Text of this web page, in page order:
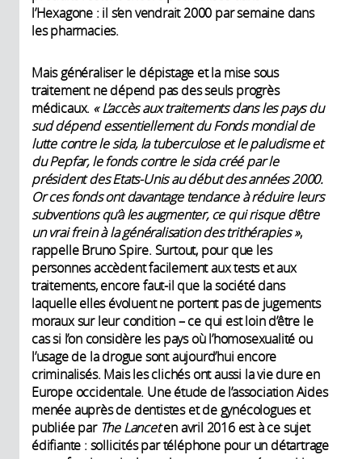
l’Hexagone : il s’en vendrait 2000 par semaine dans
les pharmacies.
Mais généraliser le dépistage et la mise sous
traitement ne dépend pas des seuls progrès
médicaux. « L’accès aux traitements dans les pays du
sud dépend essentiellement du Fonds mondial de
lutte contre le sida, la tuberculose et le paludisme et
du Pepfar, le fonds contre le sida créé par le
président des Etats-Unis au début des années 2000.
Or ces fonds ont davantage tendance à réduire leurs
subventions qu’à les augmenter, ce qui risque d’être
un vrai frein à la généralisation des trithérapies »,
rappelle Bruno Spire. Surtout, pour que les
personnes accèdent facilement aux tests et aux
traitements, encore faut-il que la société dans
laquelle elles évoluent ne portent pas de jugements
moraux sur leur condition – ce qui est loin d’être le
cas si l’on considère les pays où l’homosexualité ou
l’usage de la drogue sont aujourd’hui encore
criminalisés. Mais les clichés ont aussi la vie dure en
Europe occidentale. Une étude de l’association Aides
menée auprès de dentistes et de gynécologues et
publiée par The Lanceten avril 2016 est à ce sujet
édifiante : sollicités par téléphone pour un détartrage